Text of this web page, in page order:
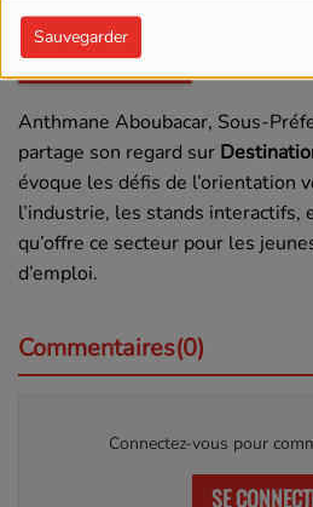
Sauvegarder
04 DÉCEMBRE 2024
Écouter le podcast
Anthmane Aboubacar, Sous-
partage son regard sur
évoque les défis de l’orientation
l’industrie, les stands interactifs,
qu’offre ce secteur pour les
d’emploi.
Commentaires(0)
Connectez-vous pour
SE